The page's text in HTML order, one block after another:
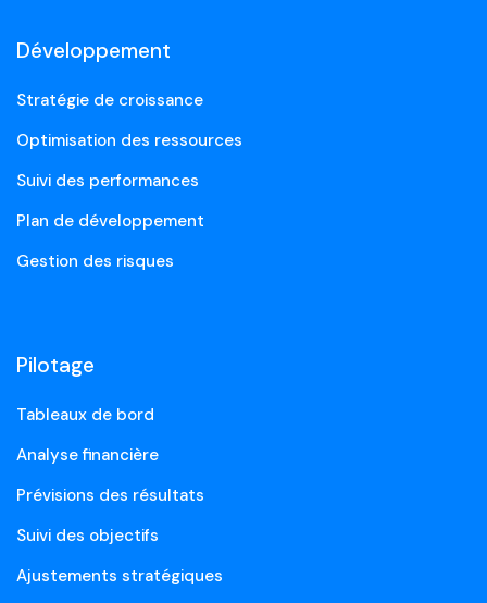
Développement
Stratégie de croissance
Optimisation des ressources
Suivi des performances
Plan de développement
Gestion des risques
Pilotage
Tableaux de bord
Analyse financière
Prévisions des résultats
Suivi des objectifs
Ajustements stratégiques